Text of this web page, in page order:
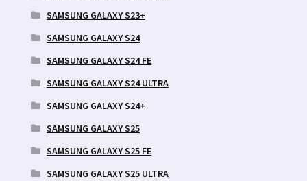
SAMSUNG GALAXY S23+
SAMSUNG GALAXY S24
SAMSUNG GALAXY S24 FE
SAMSUNG GALAXY S24 ULTRA
SAMSUNG GALAXY S24+
SAMSUNG GALAXY S25
SAMSUNG GALAXY S25 FE
SAMSUNG GALAXY S25 ULTRA